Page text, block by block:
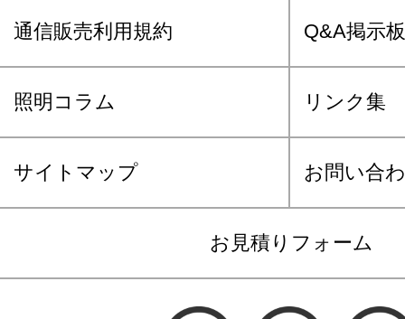
通信販売利用規約 Q&A掲示板
照明コラム リンク集
サイトマップ お問い合
お見積りフォーム